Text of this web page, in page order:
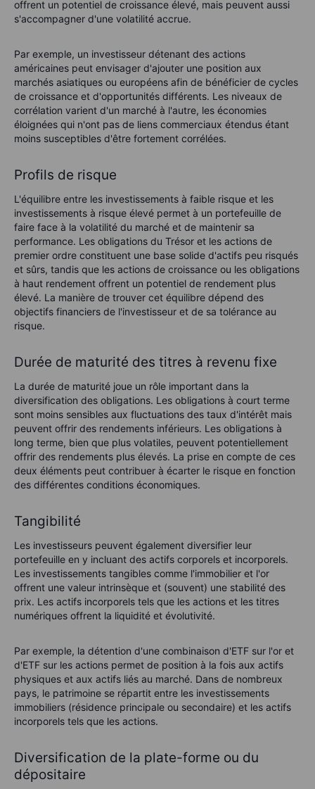
offrent un potentiel de croissance élevé, mais peuvent aussi
s'accompagner d'une volatilité accrue.
Par exemple, un investisseur détenant des actions
américaines peut envisager d'ajouter une position aux
marchés asiatiques ou européens afin de bénéficier de cycles
de croissance et d'opportunités différents. Les niveaux de
corrélation varient d'un marché à l'autre, les économies
éloignées qui n'ont pas de liens commerciaux étendus étant
moins susceptibles d'être fortement corrélées.
Profils de risque
L'équilibre entre les investissements à faible risque et les
investissements à risque élevé permet à un portefeuille de
faire face à la volatilité du marché et de maintenir sa
performance. Les obligations du Trésor et les actions de
premier ordre constituent une base solide d'actifs peu risqués
et sûrs, tandis que les actions de croissance ou les obligations
à haut rendement offrent un potentiel de rendement plus
élevé. La manière de trouver cet équilibre dépend des
objectifs financiers de l'investisseur et de sa tolérance au
risque.
Durée de maturité des titres à revenu fixe
La durée de maturité joue un rôle important dans la
diversification des obligations. Les obligations à court terme
sont moins sensibles aux fluctuations des taux d'intérêt mais
peuvent offrir des rendements inférieurs. Les obligations à
long terme, bien que plus volatiles, peuvent potentiellement
offrir des rendements plus élevés. La prise en compte de ces
deux éléments peut contribuer à écarter le risque en fonction
des différentes conditions économiques.
Tangibilité
Les investisseurs peuvent également diversifier leur
portefeuille en y incluant des actifs corporels et incorporels.
Les investissements tangibles comme l'immobilier et l'or
offrent une valeur intrinsèque et (souvent) une stabilité des
prix. Les actifs incorporels tels que les actions et les titres
numériques offrent la liquidité et évolutivité.
Par exemple, la détention d'une combinaison d'ETF sur l'or et
d'ETF sur les actions permet de position à la fois aux actifs
physiques et aux actifs liés au marché. Dans de nombreux
pays, le patrimoine se répartit entre les investissements
immobiliers (résidence principale ou secondaire) et les actifs
incorporels tels que les actions.
Diversification de la plate-forme ou du
dépositaire